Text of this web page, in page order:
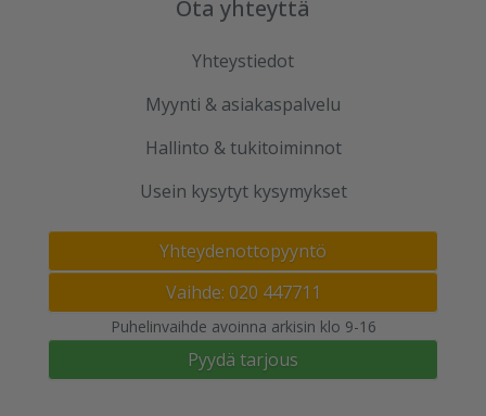
Ota yhteyttä
Yhteystiedot
Myynti & asiakaspalvelu
Hallinto & tukitoiminnot
Usein kysytyt kysymykset
Yhteydenottopyyntö
Vaihde: 020 447711
Puhelinvaihde avoinna arkisin klo 9-16
Pyydä tarjous